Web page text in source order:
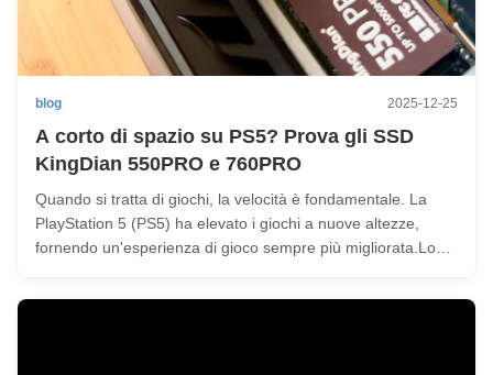
blog 2025-12-25
A corto di spazio su PS5? Prova gli SSD
KingDian 550PRO e 760PRO
Quando si tratta di giochi, la velocità è fondamentale. La
PlayStation 5 (PS5) ha elevato i giochi a nuove altezze,
fornendo un'esperienza di gioco sempre più migliorata.Lo
spingendoli a cercare l'aggiornamento perfetto dello